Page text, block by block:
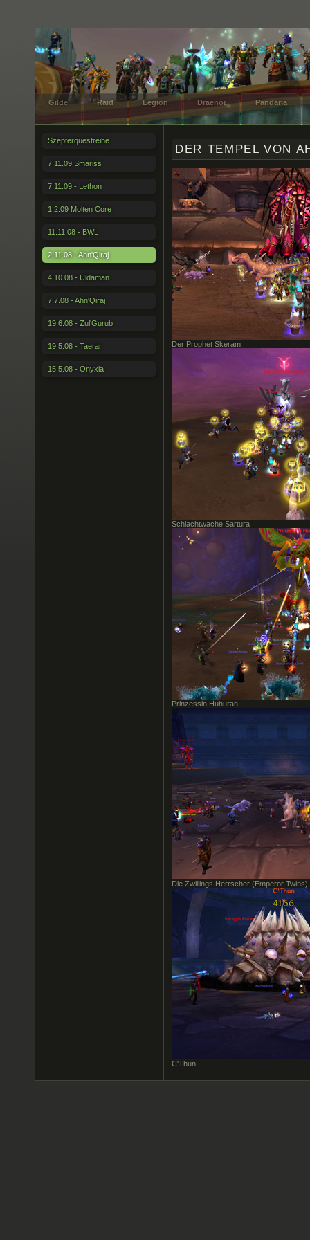
Gilde Raid Legion Draenor Pandaria
Szepterquestreihe
7.11.09 Smariss
7.11.09 - Lethon
1.2.09 Molten Core
11.11.08 - BWL
2.11.08 - Ahn'Qiraj
4.10.08 - Uldaman
7.7.08 - Ahn'Qiraj
19.6.08 - Zul'Gurub
19.5.08 - Taerar
15.5.08 - Onyxia
DER TEMPEL VON
Der Prophet Skeram
Schlachtwache Sartura
Prinzessin Huhuran
Die Zwillings Herrscher (Emperor Twins)
C'Thun